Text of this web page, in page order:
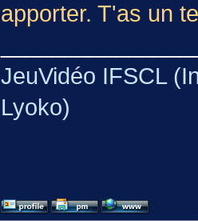
apporter. T'as un
JeuVidéo IFSCL
Lyoko)